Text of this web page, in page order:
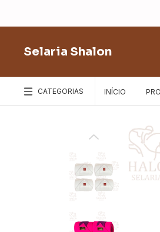
Selaria Shalon
CATEGORIAS INÍCIO